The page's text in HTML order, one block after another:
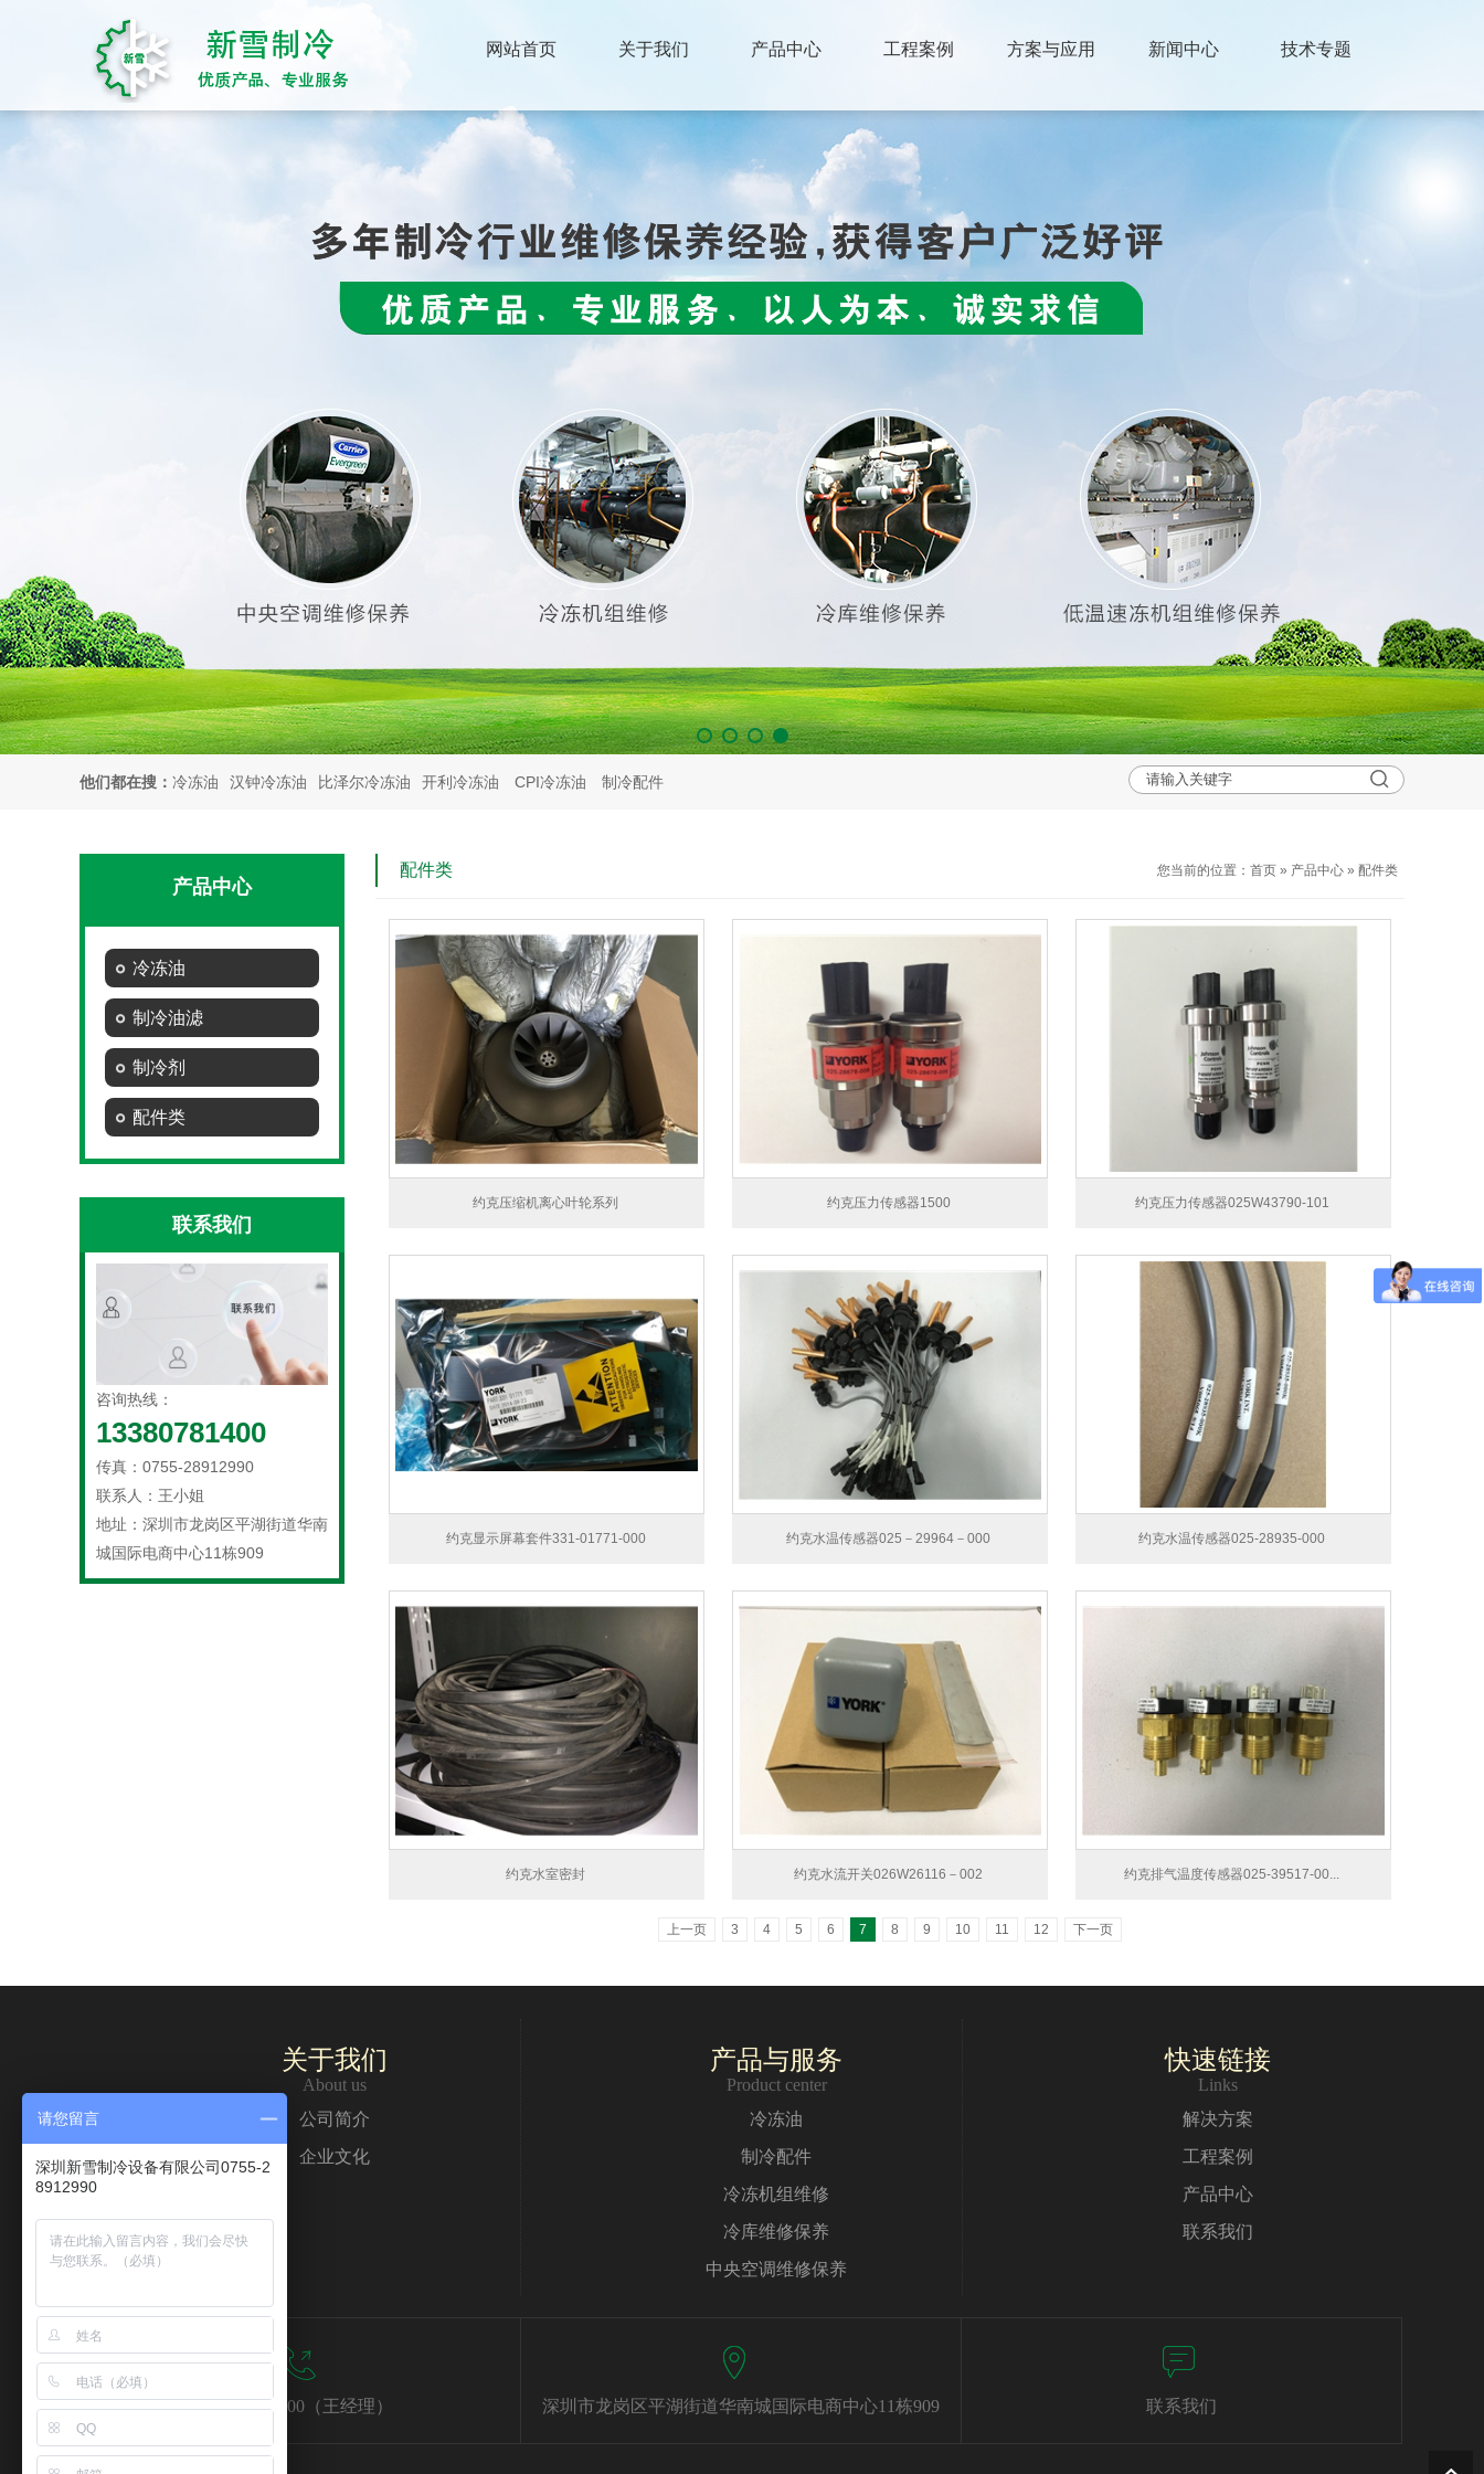
网站首页 关于我们 产品中心 工程案例 方案与应用 新闻中心 技术专题
联系我们
他们都在搜： 冷冻油 汉钟冷冻油 比泽尔冷冻油 开利冷冻油 CPI冷冻油 制冷配件
产品中心
冷冻油
制冷油滤
制冷剂
配件类
联系我们
咨询热线：
13380781400
传真：0755-28912990
联系人：王小姐
地址：深圳市龙岗区平湖街道华南
城国际电商中心11栋909
配件类 您当前的位置： 首页 » 产品中心 » 配件类
约克压缩机离心叶轮系列 约克压力传感器1500 约克压力传感器025W43790-101
约克显示屏幕套件331-01771-000 约克水温传感器025－29964－000 约克水温传感器025-28935-000
约克水室密封 约克水流开关026W26116－002 约克排气温度传感器025-39517-00...
上一页 3 4 5 6 7 8 9 10 11 12 下一页
关于我们
About us
公司简介
企业文化
产品与服务
Product center
冷冻油
制冷配件
冷冻机组维修
冷库维修保养
中央空调维修保养
快速链接
Links
解决方案
工程案例
产品中心
联系我们
13380781400（王经理） 深圳市龙岗区平湖街道华南城国际电商中心11栋909 联系我们
请您留言
深圳新雪制冷设备有限公司0755-2
8912990